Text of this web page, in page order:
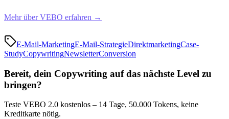
Mehr über VEBO erfahren →
E-Mail-MarketingE-Mail-StrategieDirektmarketingCase-
StudyCopywritingNewsletterConversion
Bereit, dein Copywriting auf das nächste Level zu
bringen?
Teste VEBO 2.0 kostenlos – 14 Tage, 50.000 Tokens, keine
Kreditkarte nötig.